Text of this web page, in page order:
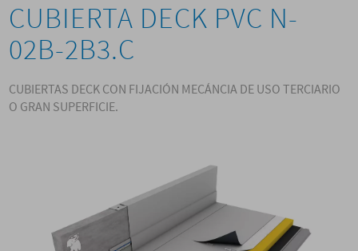
CUBIERTA DECK PVC N-
02B-2B3.C
CUBIERTAS DECK CON FIJACIÓN MECÁNCIA DE USO TERCIARIO
O GRAN SUPERFICIE.